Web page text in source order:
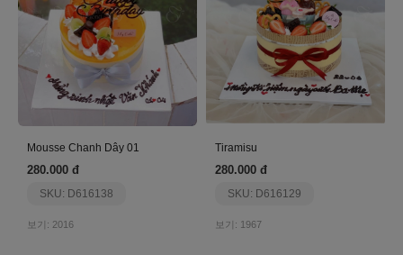
Mousse Chanh Dây 01
280.000 đ
SKU: D616138
보기: 2016
Tiramisu
280.000 đ
SKU: D616129
보기: 1967